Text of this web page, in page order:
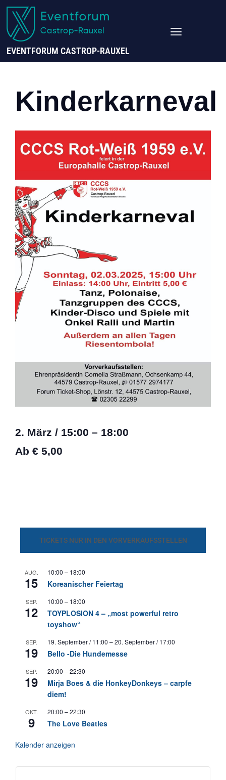
EVENTFORUM CASTROP-RAUXEL
Kinderkarneval
2. März / 15:00 – 18:00
Ab € 5,00
TICKETS NUR IN DEN VORVERKAUFSSTELLEN
AUG.
15
10:00 – 18:00
Koreanischer Feiertag
SEP.
12
10:00 – 18:00
TOYPLOSION 4 – „most powerful retro
toyshow“
SEP.
19
19. September / 11:00 –20. September / 17:00
Bello -Die Hundemesse
SEP.
19
20:00 –22:30
Mirja Boes & die HonkeyDonkeys – carpfe
diem!
OKT.
9
20:00 –22:30
The Love Beatles
Kalender anzeigen